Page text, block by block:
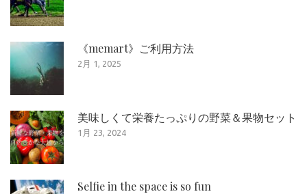
《memart》ご利用方法
2月 1, 2025
美味しくて栄養たっぷりの野菜＆果物セット
1月 23, 2024
Selfie in the space is so fun